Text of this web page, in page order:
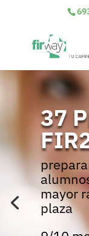
37
mayor
plaza